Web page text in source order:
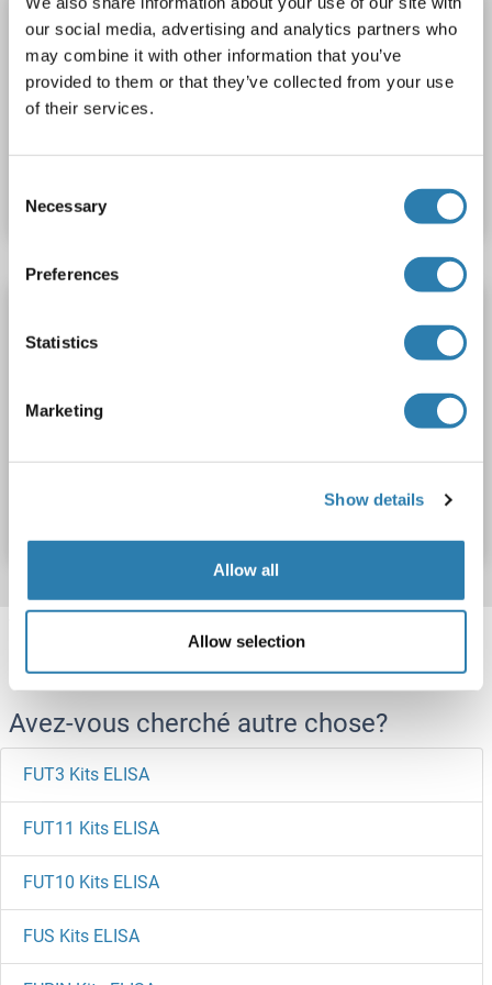
our social media, advertising and analytics partners who
may combine it with other information that you’ve
provided to them or that they’ve collected from your use
of their services.
Selection
Necessary
Preferences
Statistics
Marketing
Show details
Allow all
Allow selection
FUT6 Kit ELISA
FUT6 Reactivité: Humain Colorimetric
Sandwich ELISA
0.156-10 ng/mL
Serum, Tissue Homogenate
FUT6 Reactivité: Humain
Sandwich ELISA
Plasma, Serum, Tissue Homogenate
Target information, Synonyms, Latest
Avez-vous cherché autre chose?
FUT3 Kits ELISA
FUT11 Kits ELISA
FUT10 Kits ELISA
FUS Kits ELISA